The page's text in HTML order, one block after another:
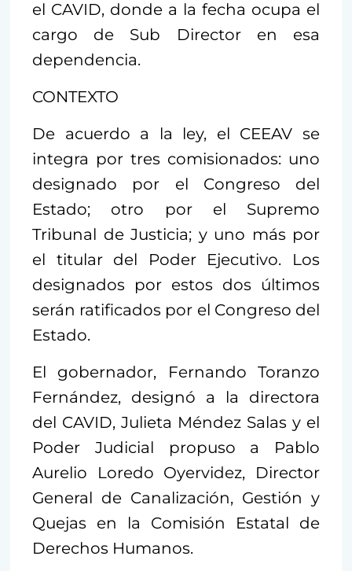
el CAVID, donde a la fecha ocupa el
cargo de Sub Director en esa
dependencia.
CONTEXTO
De acuerdo a la ley, el CEEAV se
integra por tres comisionados: uno
designado por el Congreso del
Estado; otro por el Supremo
Tribunal de Justicia; y uno más por
el titular del Poder Ejecutivo. Los
designados por estos dos últimos
serán ratificados por el Congreso del
Estado.
El gobernador, Fernando Toranzo
Fernández, designó a la directora
del CAVID, Julieta Méndez Salas y el
Poder Judicial propuso a Pablo
Aurelio Loredo Oyervidez, Director
General de Canalización, Gestión y
Quejas en la Comisión Estatal de
Derechos Humanos.